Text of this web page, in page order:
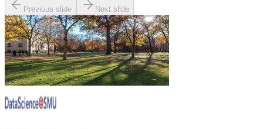
Previous slide Next slide